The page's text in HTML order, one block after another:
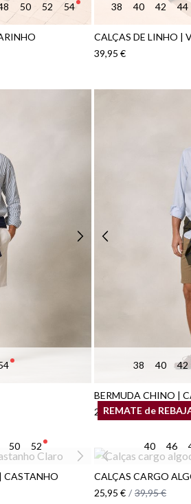
50 52 54 38 40 42 44
CALÇAS DE LINHO |
39,95 €
38 40 42
BERMUDA CHINO |
27,95 € / 34,95 €
50 52
CASTANHO
REMATE de
40 46
CALÇAS CARGO
25,95 € / 39,95 €